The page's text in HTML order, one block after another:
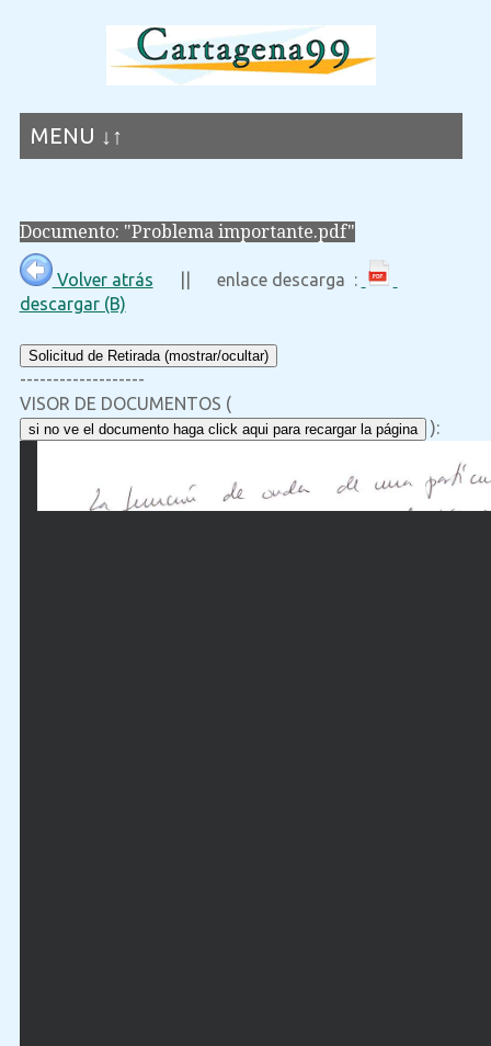
MENU ↓↑
Documento: "Problema importante.pdf"
Volver atrás || enlace descarga :
descargar (B)
Solicitud de Retirada (mostrar/ocultar)
-------------------
VISOR DE DOCUMENTOS (
si no ve el documento haga click aqui para recargar la página ):